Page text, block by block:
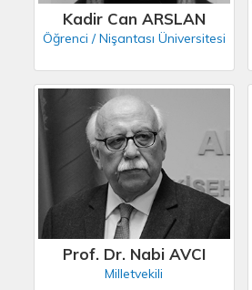
Kadir Can ARSLAN
Öğrenci / Nişantası Üniversitesi
Prof. Dr. Nabi AVCI
Milletvekili